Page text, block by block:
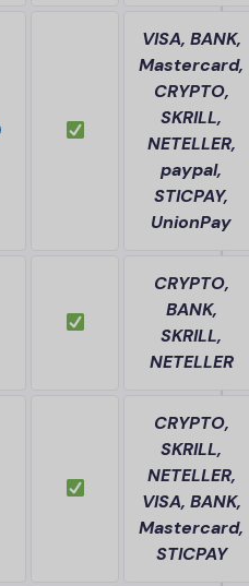
VISA, BANK,
Mastercard,
CRYPTO,
SKRILL,
NETELLER,
paypal,
STICPAY,
UnionPay
CRYPTO,
BANK,
SKRILL,
NETELLER
CRYPTO,
SKRILL,
NETELLER,
VISA, BANK,
Mastercard,
STICPAY